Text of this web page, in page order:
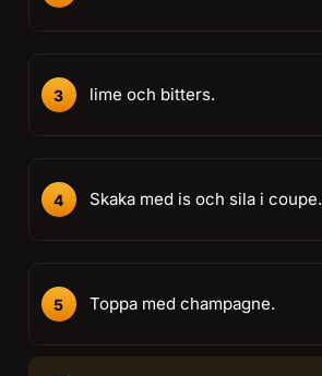
lime och bitters.
Skaka med is och sila i coupe.
Toppa med champagne.